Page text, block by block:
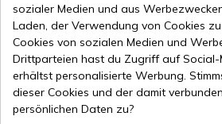
200,36 €
107,45
sozialer Medien und aus
Laden, der Verwendung von Cookies
Cookies von sozialen Medien und
Drittparteien hast du Zugriff auf Social-
erhältst personalisierte Werbung.
dieser Cookies und der damit
persönlichen Daten zu?